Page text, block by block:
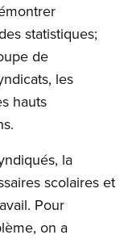
statistiques;
de
les
hauts
la
scolaires et
Pour
on a